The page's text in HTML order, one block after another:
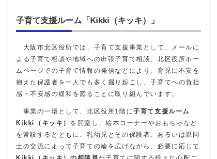
子育て支援ルーム「Kikki（キッキ）」
大阪市北区役所では、子育て支援事業として、メールに
よる子育て相談や地域への出張子育て相談、北区役所ホー
ムページでの子育て情報の発信などにより、育児に不安を
抱えた保護者を一人でも多く掘り起こし、子育てへの負担
感・不安感の緩和を図ることに取り組んでいます。
事業の一環として、北区役所1階に子育て支援ルーム
Kikki（キッキ） を開室し、絵本コーナーやおもちゃなど
を常設するとともに、乳幼児とその保護者、あるいは親同
士の交流によって子育ての輪を広げながら、必要に応じて